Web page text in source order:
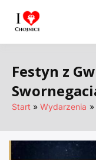
Miejsca
Festyn z
Start Wydarzenia